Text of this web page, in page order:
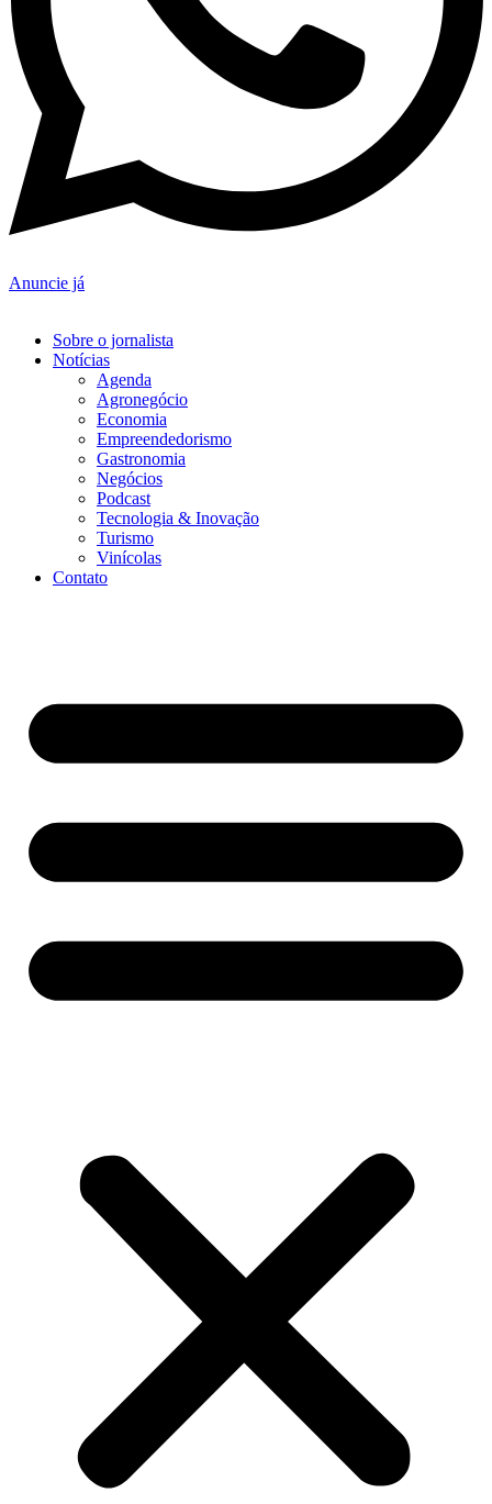
Anuncie já
Sobre o jornalista
Notícias
Agenda
Agronegócio
Economia
Empreendedorismo
Gastronomia
Negócios
Podcast
Tecnologia & Inovação
Turismo
Vinícolas
Contato